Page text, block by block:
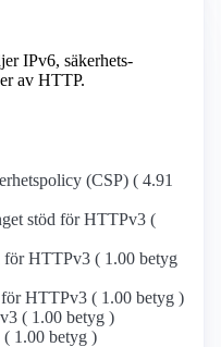
IPv6, säkerhets­
av HTTP.
(CSP) ( 4.91
stöd för HTTPv3 (
för HTTPv3 ( 1.00 betyg
HTTPv3 ( 1.00 betyg )
( 1.00 betyg )
1.00 betyg )